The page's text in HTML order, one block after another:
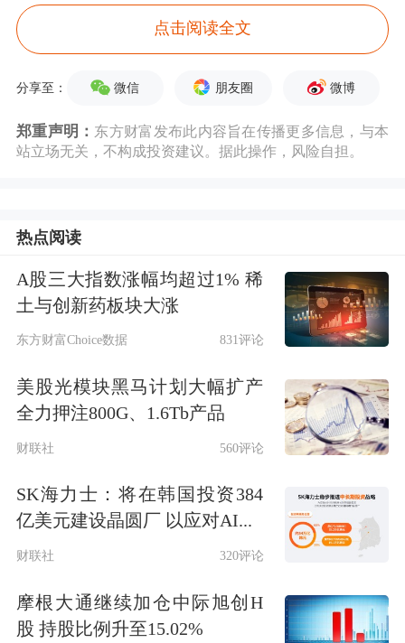
对纯电动、燃料电池等没有气缸容量
（排气量）的超豪华小汽车仅在零售环
节征收消费税。
公告明确，对纳税人销售二手超豪华小
国家强制报废标准之前进行交易并转移
所有权的车辆。
公告称，上述规定自2025年7月20日起
执行。
点击阅读全文
分享至： 微信 朋友圈 微博
郑重声明： 东方财富发布此内容旨在传播更多信息，与本
站立场无关，不构成投资建议。据此操作，风险自担。
热点阅读
A股三大指数涨幅均超过1% 稀
土与创新药板块大涨
东方财富Choice数据 831评论
美股光模块黑马计划大幅扩产
全力押注800G、1.6Tb产品
财联社 560评论
SK海力士：将在韩国投资384
亿美元建设晶圆厂 以应对AI...
财联社 320评论
摩根大通继续加仓中际旭创H
股 持股比例升至15.02%